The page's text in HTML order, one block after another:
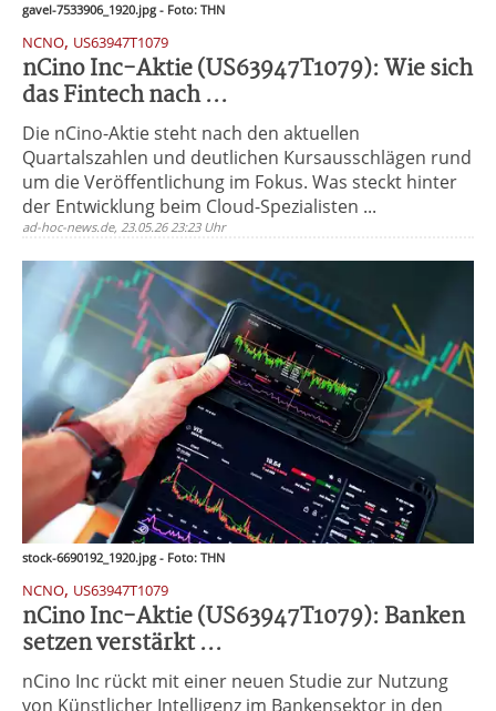
gavel-7533906_1920.jpg - Foto: THN
NCNO, US63947T1079
nCino Inc-Aktie (US63947T1079): Wie sich
das Fintech nach ...
Die nCino-Aktie steht nach den aktuellen
Quartalszahlen und deutlichen Kursausschlägen rund
um die Veröffentlichung im Fokus. Was steckt hinter
der Entwicklung beim Cloud-Spezialisten ...
ad-hoc-news.de, 23.05.26 23:23 Uhr
stock-6690192_1920.jpg - Foto: THN
NCNO, US63947T1079
nCino Inc-Aktie (US63947T1079): Banken
setzen verstärkt ...
nCino Inc rückt mit einer neuen Studie zur Nutzung
von Künstlicher Intelligenz im Bankensektor in den